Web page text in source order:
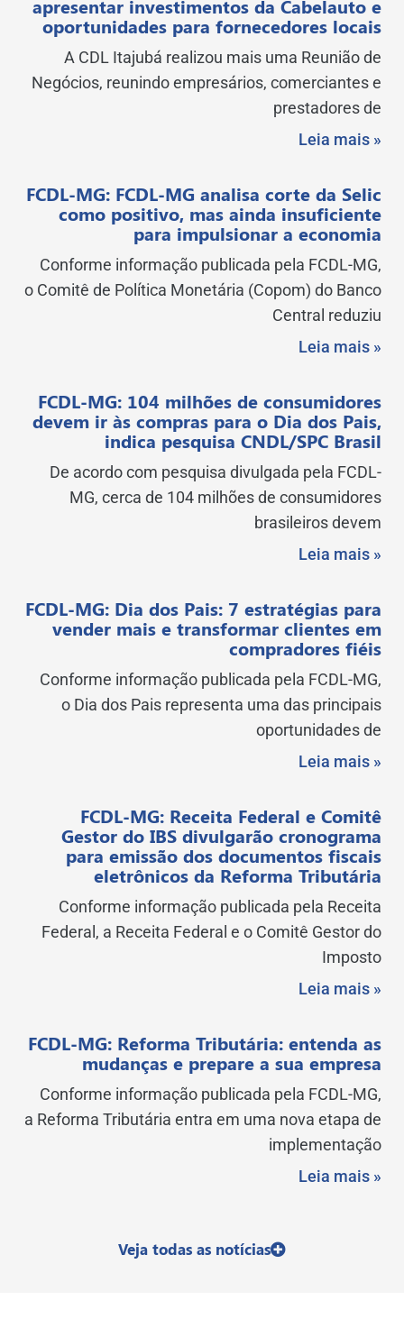
apresentar investimentos da Cabelauto e
oportunidades para fornecedores locais
A CDL Itajubá realizou mais uma Reunião de
Negócios, reunindo empresários, comerciantes e
prestadores de
Leia mais »
FCDL-MG: FCDL-MG analisa corte da Selic
como positivo, mas ainda insuficiente
para impulsionar a economia
Conforme informação publicada pela FCDL-MG,
o Comitê de Política Monetária (Copom) do Banco
Central reduziu
Leia mais »
FCDL-MG: 104 milhões de consumidores
devem ir às compras para o Dia dos Pais,
indica pesquisa CNDL/SPC Brasil
De acordo com pesquisa divulgada pela FCDL-
MG, cerca de 104 milhões de consumidores
brasileiros devem
Leia mais »
FCDL-MG: Dia dos Pais: 7 estratégias para
vender mais e transformar clientes em
compradores fiéis
Conforme informação publicada pela FCDL-MG,
o Dia dos Pais representa uma das principais
oportunidades de
Leia mais »
FCDL-MG: Receita Federal e Comitê
Gestor do IBS divulgarão cronograma
para emissão dos documentos fiscais
eletrônicos da Reforma Tributária
Conforme informação publicada pela Receita
Federal, a Receita Federal e o Comitê Gestor do
Imposto
Leia mais »
FCDL-MG: Reforma Tributária: entenda as
mudanças e prepare a sua empresa
Conforme informação publicada pela FCDL-MG,
a Reforma Tributária entra em uma nova etapa de
implementação
Leia mais »
Veja todas as notícias